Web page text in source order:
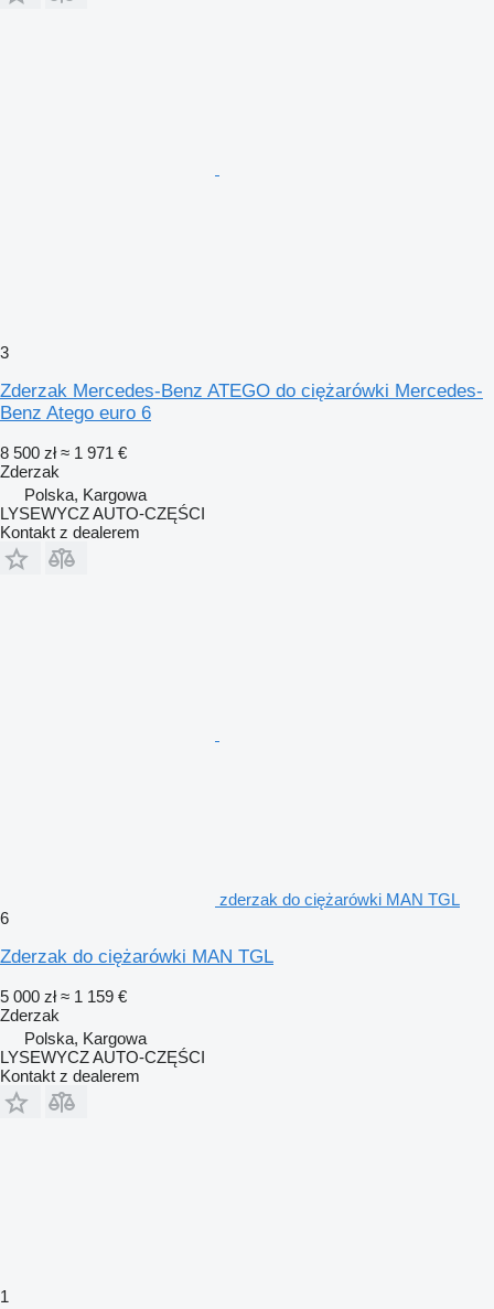
3
Zderzak Mercedes-Benz ATEGO do ciężarówki Mercedes-
Benz Atego euro 6
8 500 zł ≈ 1 971 €
Zderzak
Polska, Kargowa
LYSEWYCZ AUTO-CZĘŚCI
Kontakt z dealerem
zderzak do ciężarówki MAN TGL
6
Zderzak do ciężarówki MAN TGL
5 000 zł ≈ 1 159 €
Zderzak
Polska, Kargowa
LYSEWYCZ AUTO-CZĘŚCI
Kontakt z dealerem
1